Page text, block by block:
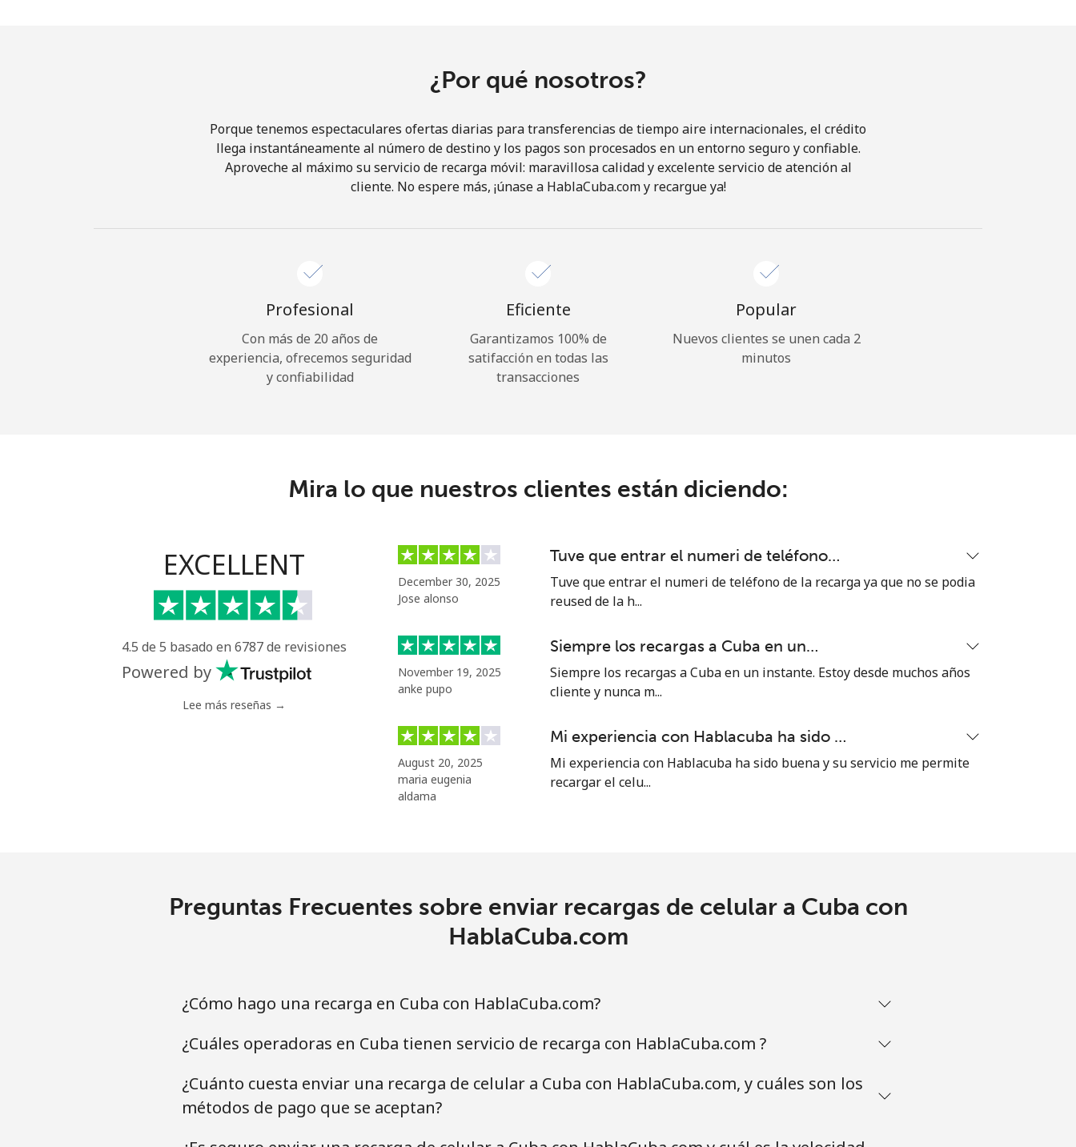
¿Por qué nosotros?
Porque tenemos espectaculares ofertas diarias para transferencias de tiempo aire internacionales, el crédito
llega instantáneamente al número de destino y los pagos son procesados en un entorno seguro y confiable.
Aproveche al máximo su servicio de recarga móvil: maravillosa calidad y excelente servicio de atención al
cliente. No espere más, ¡únase a HablaCuba.com y recargue ya!
Profesional
Con más de 20 años de
experiencia, ofrecemos seguridad
y confiabilidad
Eficiente
Garantizamos 100% de
satifacción en todas las
transacciones
Popular
Nuevos clientes se unen cada 2
minutos
Mira lo que nuestros clientes están diciendo:
EXCELLENT
4.5 de 5 basado en 6787 de revisiones
Powered by
Lee más reseñas →
December 30, 2025
Jose alonso
Tuve que entrar el numeri de teléfono…
Tuve que entrar el numeri de teléfono de la recarga ya que no se podia
reused de la h...
November 19, 2025
anke pupo
Siempre los recargas a Cuba en un…
Siempre los recargas a Cuba en un instante. Estoy desde muchos años
cliente y nunca m...
August 20, 2025
maria eugenia
aldama
Mi experiencia con Hablacuba ha sido …
Mi experiencia con Hablacuba ha sido buena y su servicio me permite
recargar el celu...
Preguntas Frecuentes sobre enviar recargas de celular a Cuba con
HablaCuba.com
¿Cómo hago una recarga en Cuba con HablaCuba.com?
¿Cuáles operadoras en Cuba tienen servicio de recarga con HablaCuba.com ?
¿Cuánto cuesta enviar una recarga de celular a Cuba con HablaCuba.com, y cuáles son los
métodos de pago que se aceptan?